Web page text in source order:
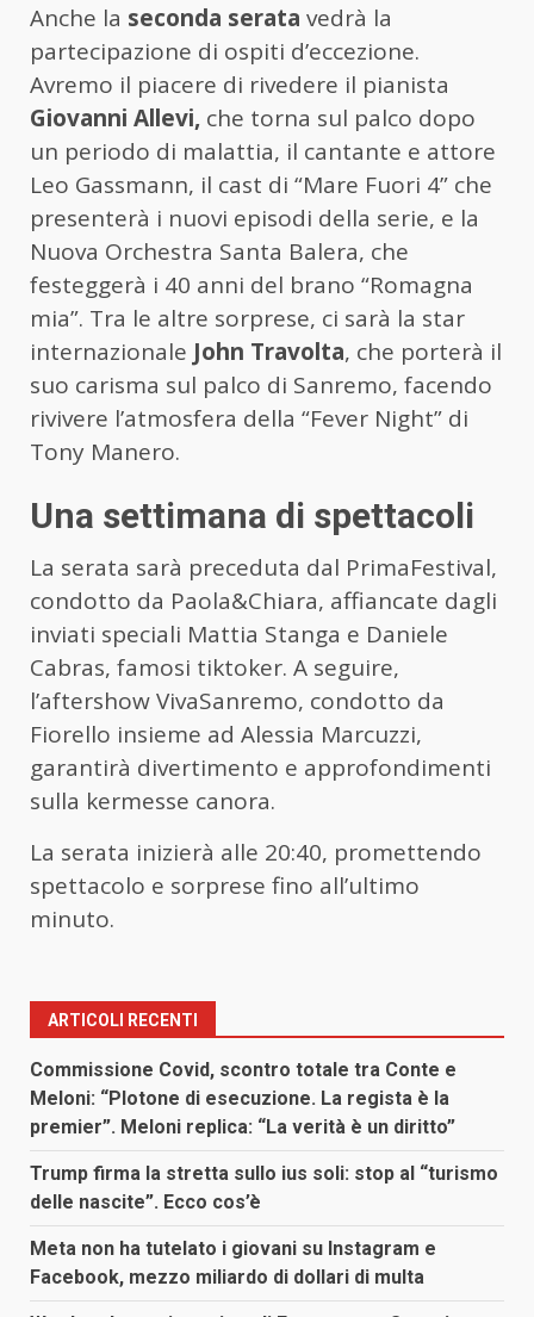
Anche la seconda serata vedrà la
partecipazione di ospiti d’eccezione.
Avremo il piacere di rivedere il pianista
Giovanni Allevi, che torna sul palco dopo
un periodo di malattia, il cantante e attore
Leo Gassmann, il cast di “Mare Fuori 4” che
presenterà i nuovi episodi della serie, e la
Nuova Orchestra Santa Balera, che
festeggerà i 40 anni del brano “Romagna
mia”. Tra le altre sorprese, ci sarà la star
internazionale John Travolta, che porterà il
suo carisma sul palco di Sanremo, facendo
rivivere l’atmosfera della “Fever Night” di
Tony Manero.
Una settimana di spettacoli
La serata sarà preceduta dal PrimaFestival,
condotto da Paola&Chiara, affiancate dagli
inviati speciali Mattia Stanga e Daniele
Cabras, famosi tiktoker. A seguire,
l’aftershow VivaSanremo, condotto da
Fiorello insieme ad Alessia Marcuzzi,
garantirà divertimento e approfondimenti
sulla kermesse canora.
La serata inizierà alle 20:40, promettendo
spettacolo e sorprese fino all’ultimo
minuto.
ARTICOLI RECENTI
Commissione Covid, scontro totale tra Conte e
Meloni: “Plotone di esecuzione. La regista è la
premier”. Meloni replica: “La verità è un diritto”
Trump firma la stretta sullo ius soli: stop al “turismo
delle nascite”. Ecco cos’è
Meta non ha tutelato i giovani su Instagram e
Facebook, mezzo miliardo di dollari di multa